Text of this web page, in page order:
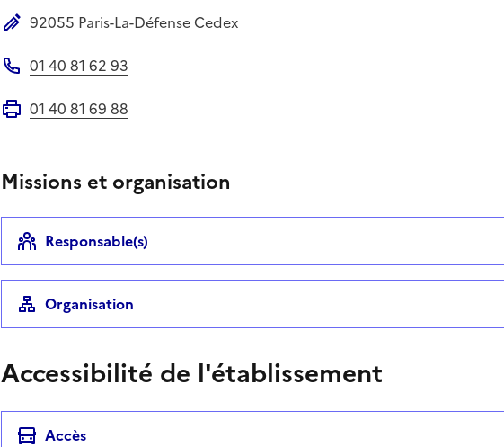
92055 Paris-La-Défense Cedex
01 40 81 62 93
01 40 81 69 88
Missions et organisation
Responsable(s)
Organisation
Accessibilité de l'établissement
Accès